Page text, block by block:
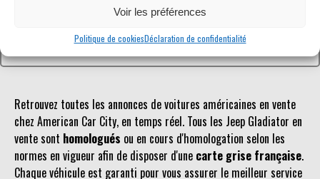
Voir les préférences
Politique de cookiesDéclaration de confidentialité
Retrouvez toutes les annonces de voitures américaines en vente
chez American Car City, en temps réel. Tous les Jeep Gladiator en
vente sont homologués ou en cours d'homologation selon les
normes en vigueur afin de disposer d'une carte grise française.
Chaque véhicule est garanti pour vous assurer le meilleur service
Retourner à la liste des véhicules en stock